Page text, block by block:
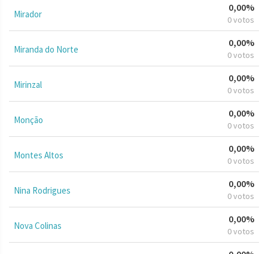
Mirador
0,00%
0 votos
Miranda do Norte
0,00%
0 votos
Mirinzal
0,00%
0 votos
Monção
0,00%
0 votos
Montes Altos
0,00%
0 votos
Nina Rodrigues
0,00%
0 votos
Nova Colinas
0,00%
0 votos